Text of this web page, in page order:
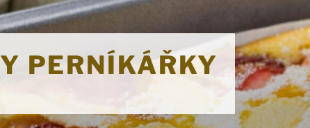
PERNÍKÁŘKY